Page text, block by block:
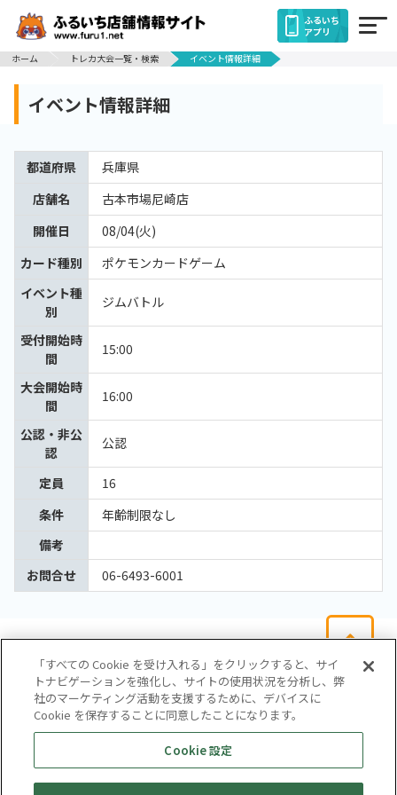
ふるいち
アプリ
ホーム
トレカ大会一覧・検索 イベント情報詳細
イベント情報詳細
都道府県
兵庫県
店舗名
古本市場尼崎店
開催日
08/04(火)
カード種別
ポケモンカードゲーム
イベント種
別
ジムバトル
受付開始時
間
15:00
大会開始時
間
16:00
公認・非公
認
公認
定員
16
条件
年齢制限なし
備考
お問合せ
06-6493-6001
会社概要
サイトマップ
お問い合わせ
個人情報保護方針
株式会社テイツー
「すべての Cookie を受け入れる」をクリックすると、サイ
トナビゲーションを強化し、サイトの使用状況を分析し、弊
社のマーケティング活動を支援するために、デバイスに
Cookie を保存することに同意したことになります。
Cookie 設定